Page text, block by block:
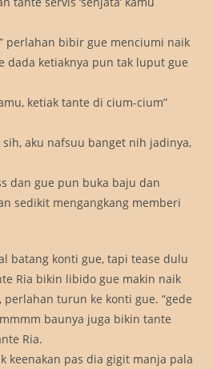
perlahan bibir gue menciumi naik
dada ketiaknya pun tak luput gue
ketiak tante di cium-cium”
sih, aku nafsuu banget nih jadinya,
dan gue pun buka baju dan
sedikit mengangkang memberi
batang konti gue, tapi tease dulu
Ria bikin libido gue makin naik
turun ke konti gue. “gede
mmmm baunya juga bikin tante
Ria.
keenakan pas dia gigit manja pala